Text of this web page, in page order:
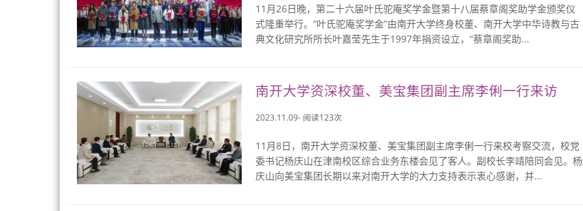
11月26日晚，第二十六届叶氏驼庵奖学金暨第十八届蔡章阁奖助学金颁奖仪
式隆重举行。“叶氏驼庵奖学金”由南开大学终身校董、南开大学中华诗教与古
典文化研究所所长叶嘉莹先生于1997年捐资设立，“蔡章阁奖助...
南开大学资深校董、美宝集团副主席李俐一行来访
2023.11.09- 阅读123次
11月8日，南开大学资深校董、美宝集团副主席李俐一行来校考察交流，校党
委书记杨庆山在津南校区综合业务东楼会见了客人。副校长李靖陪同会见。杨
庆山向美宝集团长期以来对南开大学的大力支持表示衷心感谢，并...